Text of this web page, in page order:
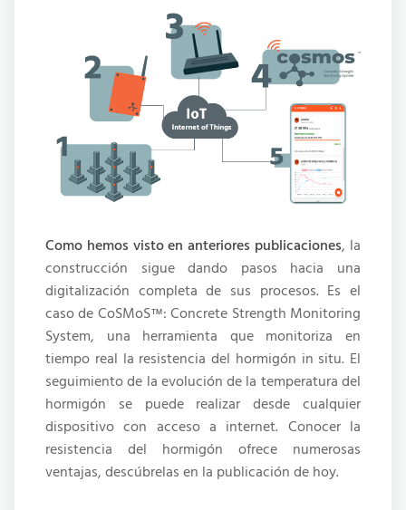
Como hemos visto en anteriores publicaciones, la
construcción sigue dando pasos hacia una
digitalización completa de sus procesos. Es el
caso de CoSMoS™: Concrete Strength Monitoring
System, una herramienta que monitoriza en
tiempo real la resistencia del hormigón in situ. El
seguimiento de la evolución de la temperatura del
hormigón se puede realizar desde cualquier
dispositivo con acceso a internet. Conocer la
resistencia del hormigón ofrece numerosas
ventajas, descúbrelas en la publicación de hoy.